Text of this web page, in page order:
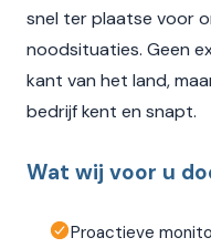
snel ter plaatse voor
noodsituaties. Geen
kant van het land,
bedrijf kent en snapt.
Wat wij voor u
Proactieve